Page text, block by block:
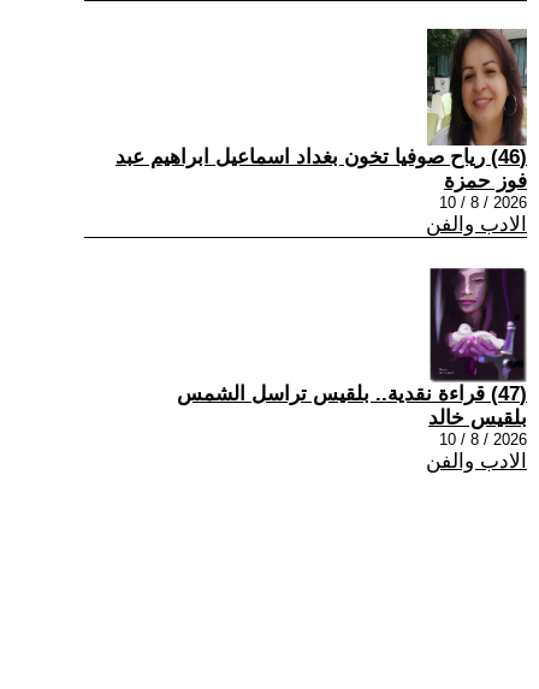
(46) رياح صوفيا تخون بغداد اسماعيل ابراهيم عبد
فوز حمزة
2026 / 8 / 10
الادب والفن
(47) قراءة نقدية.. بلقيس تراسل الشمس
بلقيس خالد
2026 / 8 / 10
الادب والفن